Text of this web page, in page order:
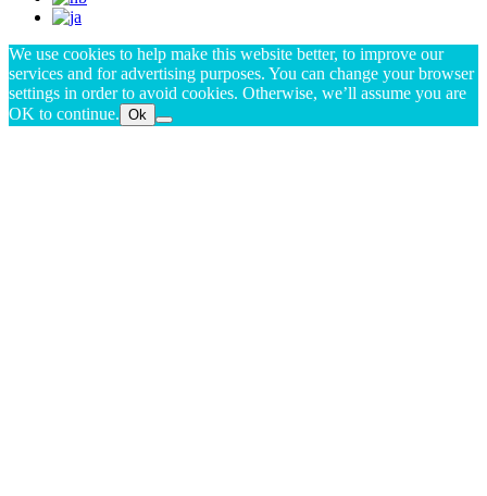
We use cookies to help make this website better, to improve our
services and for advertising purposes. You can change your browser
settings in order to avoid cookies. Otherwise, we’ll assume you are
OK to continue. Ok